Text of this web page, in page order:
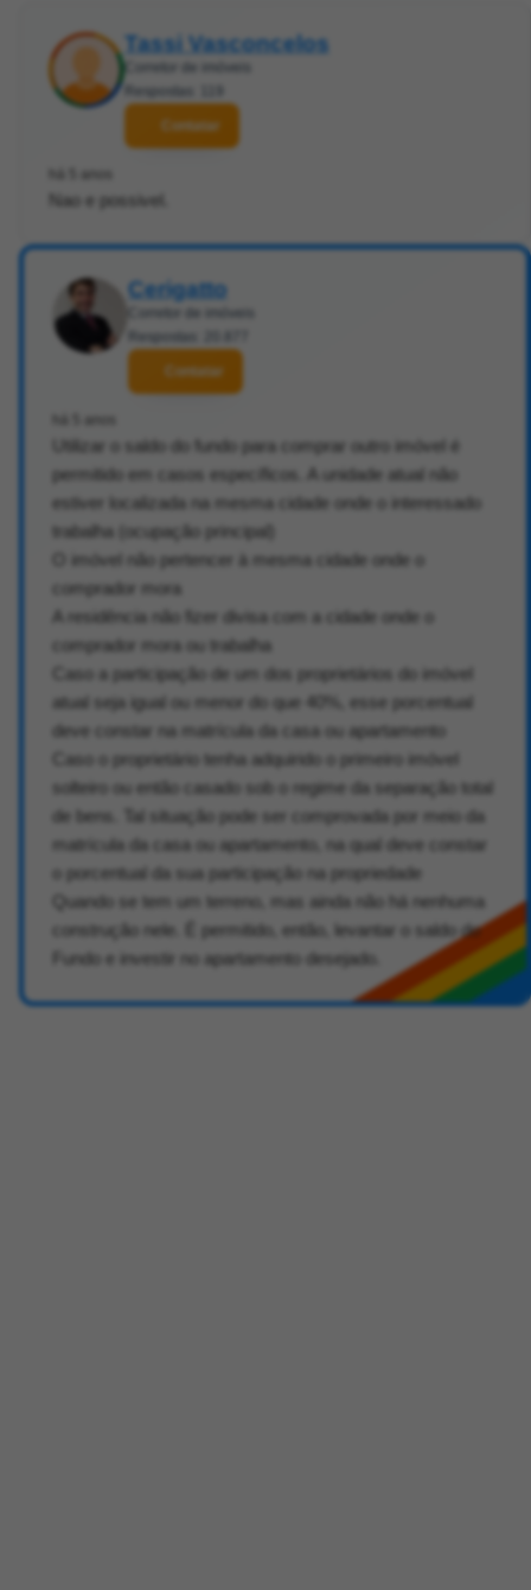
Tassi Vasconcelos
Corretor de imóveis
Respostas: 119
Contatar
há 5 anos
Nao e possivel.
Cerigatto
Corretor de imóveis
Respostas: 20.877
Contatar
há 5 anos
Utilizar o saldo do fundo para comprar outro imóvel é
permitido em casos específicos. A unidade atual não
estiver localizada na mesma cidade onde o interessado
trabalha (ocupação principal)
O imóvel não pertencer à mesma cidade onde o
comprador mora
A residência não fizer divisa com a cidade onde o
comprador mora ou trabalha
Caso a participação de um dos proprietários do imóvel
atual seja igual ou menor do que 40%, esse porcentual
deve constar na matrícula da casa ou apartamento
Caso o proprietário tenha adquirido o primeiro imóvel
solteiro ou então casado sob o regime da separação total
de bens. Tal situação pode ser comprovada por meio da
matrícula da casa ou apartamento, na qual deve constar
o porcentual da sua participação na propriedade
Quando se tem um terreno, mas ainda não há nenhuma
construção nele. É permitido, então, levantar o saldo do
Fundo e investir no apartamento desejado.